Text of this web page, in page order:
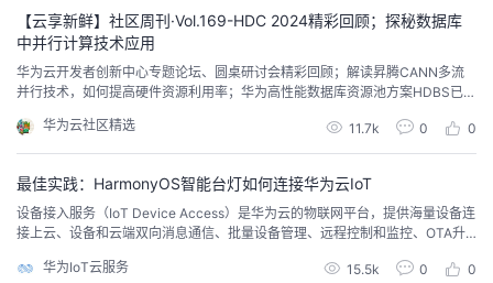
主
页
的
开
发
者
我
【云享新鲜】社区周刊·Vol.169-HDC 2024精彩回顾；探秘数据库
中并行计算技术应用
华为云开发者创新中心专题论坛、圆桌研讨会精彩回顾；解读昇腾CANN多流
并行技术，如何提高硬件资源利用率；华为高性能数据库资源池方案HDBS已经
转型走的更快更稳...
华为云社区精选 11.7k 0 0
最佳实践：HarmonyOS智能台灯如何连接华为云IoT
设备接入服务（IoT Device Access）是华为云的物联网平台，提供海量设备连
接上云、设备和云端双向消息通信、批量设备管理、远程控制和监控、OTA升
物联网行业用户快速完成设备联网及行业应用集成。无论是集成LiteOS的物联
华为IoT云服务 15.5k 0 0